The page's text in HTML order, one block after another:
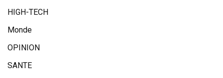
HIGH-TECH
Monde
OPINION
SANTE